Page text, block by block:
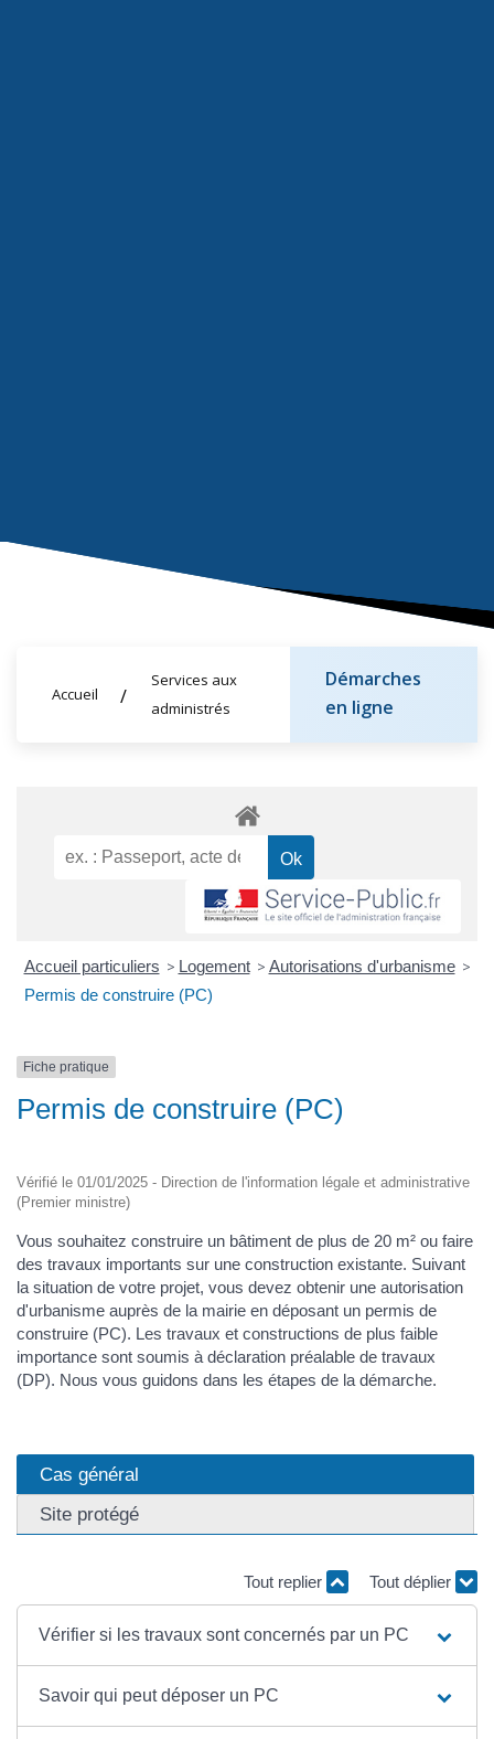
Accueil
Services aux
administrés
Démarches
en ligne
Accueil particuliers > Logement > Autorisations d'urbanisme >
Permis de construire (PC)
Fiche pratique
Permis de construire (PC)
Vérifié le 01/01/2025 - Direction de l'information légale et administrative
(Premier ministre)
Vous souhaitez construire un bâtiment de plus de 20 m² ou faire
des travaux importants sur une construction existante. Suivant
la situation de votre projet, vous devez obtenir une autorisation
d'urbanisme auprès de la mairie en déposant un permis de
construire (PC). Les travaux et constructions de plus faible
importance sont soumis à déclaration préalable de travaux
(DP). Nous vous guidons dans les étapes de la démarche.
Cas général
Site protégé
Tout replier Tout déplier
Vérifier si les travaux sont concernés par un PC
Savoir qui peut déposer un PC